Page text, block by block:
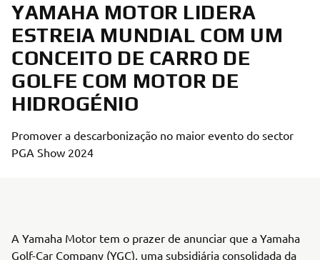
YAMAHA MOTOR LIDERA
ESTREIA MUNDIAL COM UM
CONCEITO DE CARRO DE
GOLFE COM MOTOR DE
HIDROGÉNIO
Promover a descarbonização no maior evento do sector
PGA Show 2024
A Yamaha Motor tem o prazer de anunciar que a Yamaha
Golf-Car Company (YGC), uma subsidiária consolidada da